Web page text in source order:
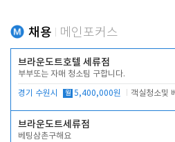
채용 메인포커스
브라운도트호텔 세류점
부부또는 자매 청소팀 구합니다.
경기 수원시 월 5,400,000원 객실청소및
브라운도트세류점
베팅삼촌구해요